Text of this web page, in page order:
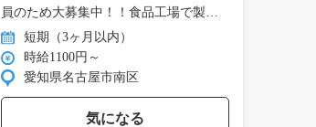
員のため大募集中！！食品工場で製
造…短期（3ヶ月以内）
時給1100円～
愛知県名古屋市南区
気になる